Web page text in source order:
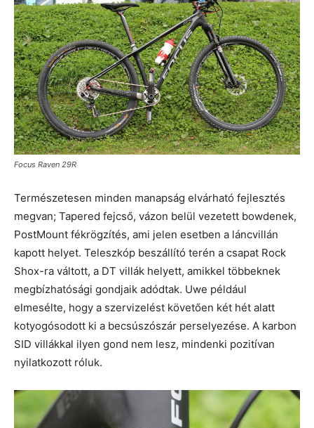
Focus Raven 29R
Természetesen minden manapság elvárható fejlesztés
megvan; Tapered fejcső, vázon belül vezetett bowdenek,
PostMount fékrögzítés, ami jelen esetben a láncvillán
kapott helyet. Teleszkóp beszállító terén a csapat Rock
Shox-ra váltott, a DT villák helyett, amikkel többeknek
megbízhatósági gondjaik adódtak. Uwe például
elmesélte, hogy a szervizelést követően két hét alatt
kotyogósodott ki a becsúszószár perselyezése. A karbon
SID villákkal ilyen gond nem lesz, mindenki pozitívan
nyilatkozott róluk.